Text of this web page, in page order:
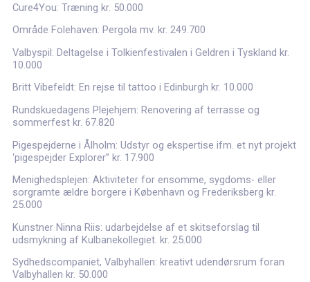
Cure4You: Træning kr. 50.000
Område Folehaven: Pergola mv. kr. 249.700
Valbyspil: Deltagelse i Tolkienfestivalen i Geldren i Tyskland kr.
10.000
Britt Vibefeldt: En rejse til tattoo i Edinburgh kr. 10.000
Rundskuedagens Plejehjem: Renovering af terrasse og
sommerfest kr. 67.820
Pigespejderne i Ålholm: Udstyr og ekspertise ifm. et nyt projekt
‘pigespejder Explorer” kr. 17.900
Menighedsplejen: Aktiviteter for ensomme, sygdoms- eller
sorgramte ældre borgere i København og Frederiksberg kr.
25.000
Kunstner Ninna Riis: udarbejdelse af et skitseforslag til
udsmykning af Kulbanekollegiet. kr. 25.000
Sydhedscompaniet, Valbyhallen: kreativt udendørsrum foran
Valbyhallen kr. 50.000